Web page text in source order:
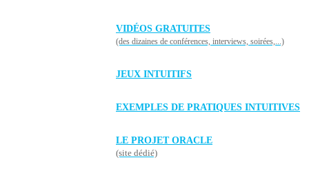
VIDÉOS GRATUITES
(des dizaines de conférences, interviews, soirées,...)
JEUX INTUITIFS
EXEMPLES DE PRATIQUES INTUITIVES
LE PROJET ORACLE
(site dédié)